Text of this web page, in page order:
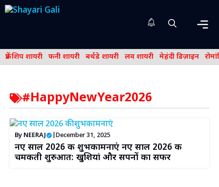
Skip
फ्रेंड शिप शायरी फनी शायरी बर्थडे शायरी लव शायरी मेहंदी डिज़ाइन
#HappyNewYear2026
By NEERAJ December 31, 2025
नए साल 2026 की शुभकामनाएं नए साल 2026 की
चमकती शुरुआत: खुशियां और सपनों का सफर